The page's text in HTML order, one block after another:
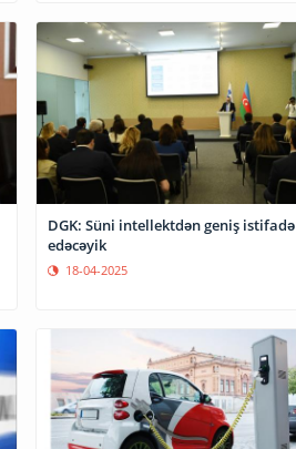
DGK: Süni intellektdən geniş istifadə
edəcəyik
18-04-2025